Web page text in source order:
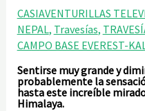
CASIAVENTURILLAS
NEPAL, Travesías,
CAMPO BASE EVEREST-
Sentirse muy grande y
probablemente la
hasta este increíble
Himalaya.